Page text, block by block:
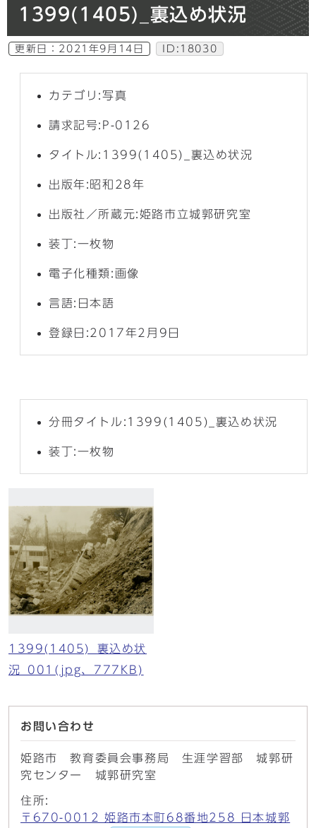
1399(1405)_裏込め状況
更新日： 2021年9月14日 ID:18030
カテゴリ:写真
請求記号:P-0126
タイトル:1399(1405)_裏込め状況
出版年:昭和28年
出版社／所蔵元:姫路市立城郭研究室
装丁:一枚物
電子化種類:画像
言語:日本語
登録日:2017年2月9日
分冊タイトル:1399(1405)_裏込め状況
装丁:一枚物
1399(1405)_裏込め状
況_001(jpg、777KB)
お問い合わせ
姫路市 教育委員会事務局 生涯学習部 城郭研
究センター 城郭研究室
住所:
〒670-0012 姫路市本町68番地258 日本城郭